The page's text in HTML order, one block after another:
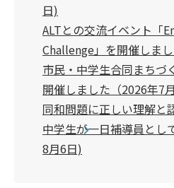
日)
ALTとの交流イベント「
Challenge」を開催しま
市民・中学生合同まちづ
開催しました（2026年7月
同和問題に正しい理解と
中学生が一日補導員とし
8月6日)